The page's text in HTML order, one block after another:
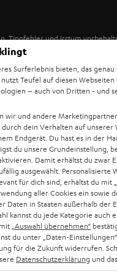
Tippfehler und Irrtum
ist nicht im Lieferumfang
GmbH - All rights reserved.
Daten-Einstellungen
klingt
Surferlebnis bieten, das genau
Teufel auf diesen Webseiten
– auch von Dritten - und
wir und andere
dein Verhalten auf unserer
Endgerät. Du hast es in der
du unsere Grundeinstellung,
Damit erhältst du zwar
ausgewählt. Personalisierte
für dich sind, erhältst du mit
aller Cookies ein sowie
Daten in Staaten außerhalb der
kannst du jede Kategorie auch
„Auswahl übernehmen“
du unter „Daten-
für die Zukunft widerrufen.
Datenschutzerklärung und das